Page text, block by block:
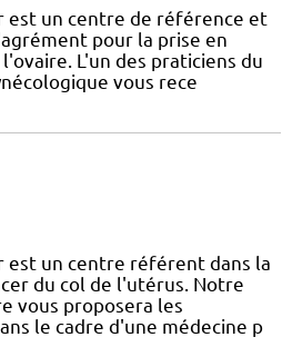
est un centre de référence et
pour la prise en
L'un des praticiens du
vous rece
est un centre référent dans la
du col de l'utérus. Notre
vous proposera les
le cadre d'une médecine p